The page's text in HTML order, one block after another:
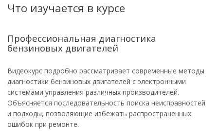
Что изучается в курсе
Профессиональная диагностика
бензиновых двигателей
Видеокурс подробно рассматривает современные методы
диагностики бензиновых двигателей с электронными
системами управления различных производителей.
Объясняется последовательность поиска неисправностей
и подходы, позволяющие избежать распространенных
ошибок при ремонте.